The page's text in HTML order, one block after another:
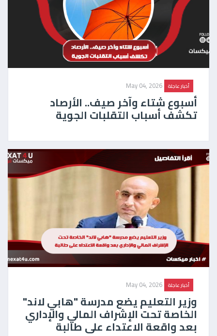
أخبار عاجلة May 04, 2026
أسبوع شتاء وآخر صيف.. الأرصاد
تكشف أسباب التقلبات الجوية
أخبار عاجلة May 04, 2026
وزير التعليم يضع مدرسة "هابي لاند"
الخاصة تحت الإشراف المالي والإداري
بعد واقعة الاعتداء على طالبة